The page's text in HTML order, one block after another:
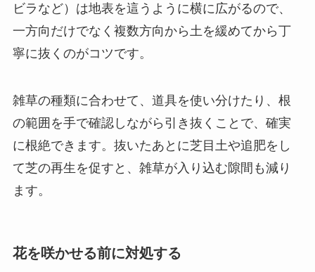
ビラなど）は地表を這うように横に広がるので、
一方向だけでなく複数方向から土を緩めてから丁
寧に抜くのがコツです。
雑草の種類に合わせて、道具を使い分けたり、根
の範囲を手で確認しながら引き抜くことで、確実
に根絶できます。抜いたあとに芝目土や追肥をし
て芝の再生を促すと、雑草が入り込む隙間も減り
ます。
花を咲かせる前に対処する